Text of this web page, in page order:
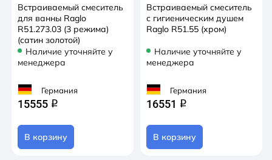
Встраиваемый смеситель
для ванны Raglo
R51.273.03 (3 режима)
(сатин золотой)
Наличие уточняйте у
менеджера
Германия
15555 q
В корзину
Встраиваемый смеситель
с гигиеническим душем
Raglo R51.55 (хром)
Наличие уточняйте у
менеджера
Германия
16551 q
В корзину